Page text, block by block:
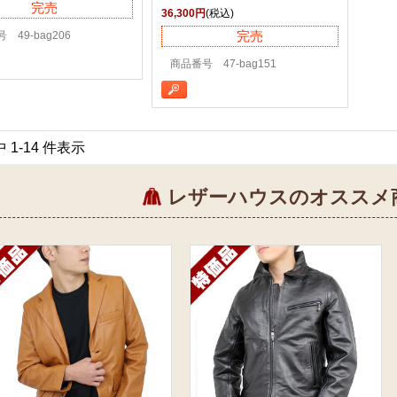
完売
49-bag206
36,300円(税込)
完売
商品番号 47-bag151
1-14 件表示
レザーハウスのオススメ